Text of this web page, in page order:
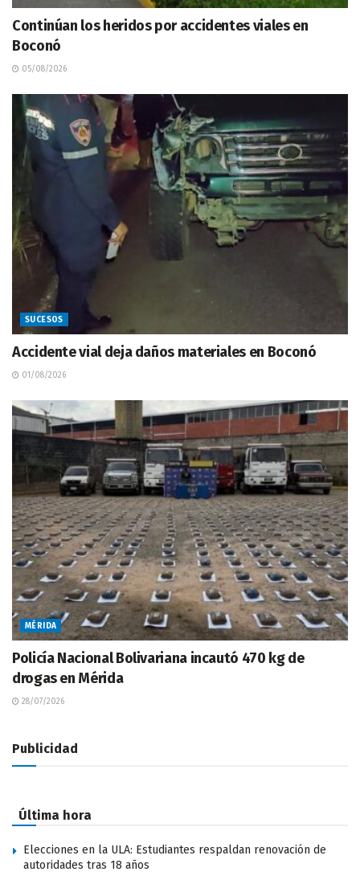
Continúan los heridos por accidentes viales en
Boconó
05/08/2026
SUCESOS
Accidente vial deja daños materiales en Boconó
01/08/2026
MÉRIDA
Policía Nacional Bolivariana incautó 470 kg de
drogas en Mérida
28/07/2026
Publicidad
Última hora
Elecciones en la ULA: Estudiantes respaldan renovación de
autoridades tras 18 años